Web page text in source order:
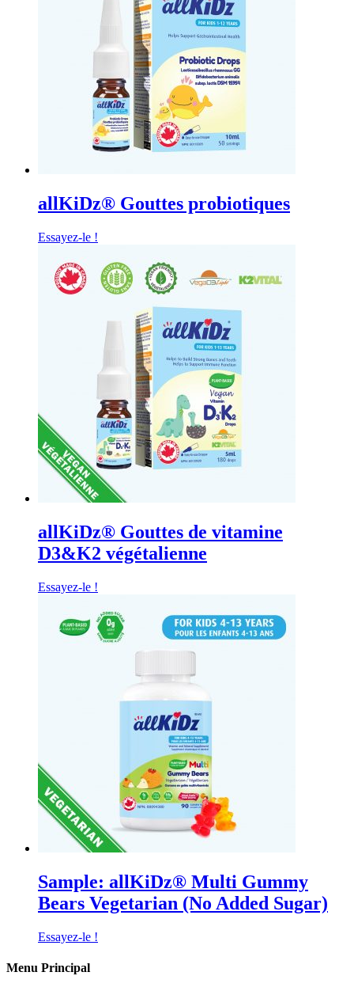
allKiDz® Gouttes probiotiques
Essayez-le !
allKiDz® Gouttes de vitamine
D3&K2 végétalienne
Essayez-le !
Sample: allKiDz® Multi Gummy
Bears Vegetarian (No Added Sugar)
Essayez-le !
Menu Principal